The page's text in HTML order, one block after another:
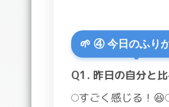
🌱 ④ 今日のふり
Q1. 昨日の自分と
すごく感じる！😆